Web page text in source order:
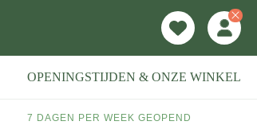
OPENINGSTIJDEN & ONZE WINKEL
7 DAGEN PER WEEK GEOPEND